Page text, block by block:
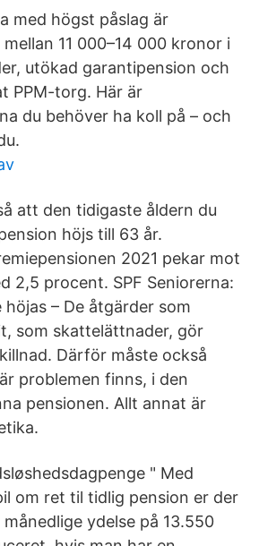
med högst påslag är
11 000–14 000 kronor i
utökad garantipension och
PPM-torg. Här är
du behöver ha koll på – och
att den tidigaste åldern du
höjs till 63 år.
2021 pekar mot
2,5 procent. SPF Seniorerna:
– De åtgärder som
som skattelättnader, gör
Därför måste också
problemen finns, i den
pensionen. Allt annat är
" Med
om ret til tidlig pension er der
ydelse på 13.550